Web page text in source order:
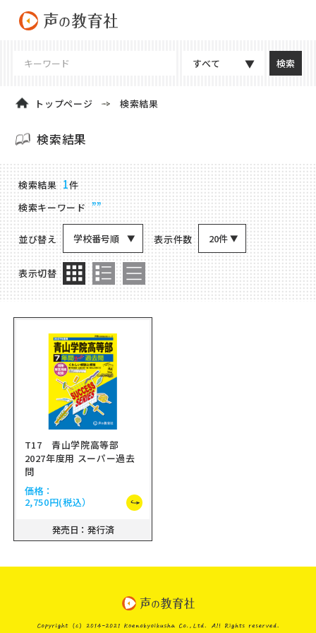
すべて
トップページ 検索結果
検索結果
商品検索結果
検索結果 1件
検索キーワード ””
並び替え 学校番号順 表示件数 20件
表示切替
T17 青山学院高等部
2027年度用 スーパー過去
問
価格：
2,750円(税込）
発売日：発行済